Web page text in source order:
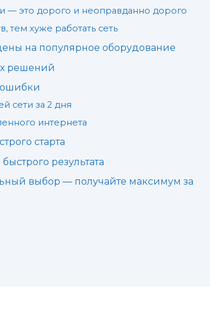
— это дорого и неоправданно дорого
тем хуже работать сеть
на популярное оборудование
решений
ошибки
сети за 2 дня
интернета
старта
результата
выбор — получайте максимум за